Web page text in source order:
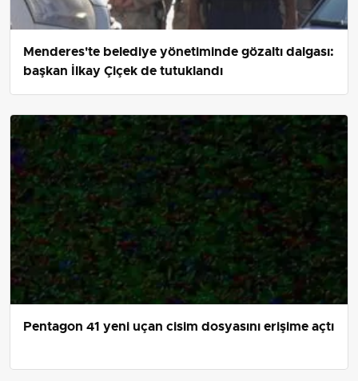
Menderes'te belediye yönetiminde gözaltı dalgası:
başkan İlkay Çiçek de tutuklandı
Pentagon 41 yeni uçan cisim dosyasını erişime açtı